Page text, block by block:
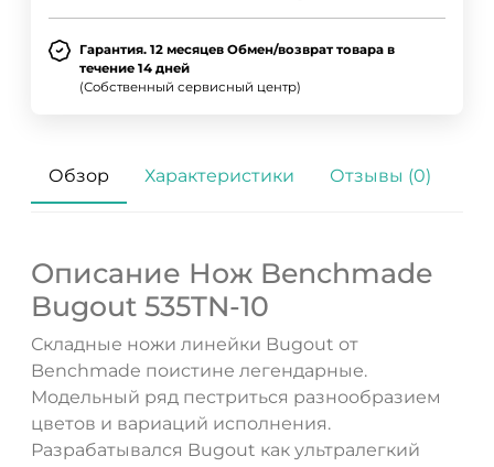
Гарантия. 12 месяцев Обмен/возврат товара в
течение 14 дней
(Собственный сервисный центр)
Обзор Характеристики Отзывы (0)
Описание Нож Benchmade
Bugout 535TN-10
Складные ножи линейки Bugout от
Benchmade поистине легендарные.
Модельный ряд пестриться разнообразием
цветов и вариаций исполнения.
Разрабатывался Bugout как ультралегкий